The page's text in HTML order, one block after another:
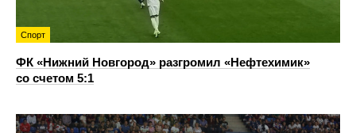
Спорт
ФК «Нижний Новгород» разгромил «Нефтехимик»
со счетом 5:1